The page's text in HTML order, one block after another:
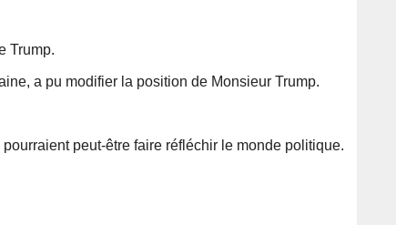
Trump.
a pu modifier la position de Monsieur Trump.
peut-être faire réfléchir le monde politique.